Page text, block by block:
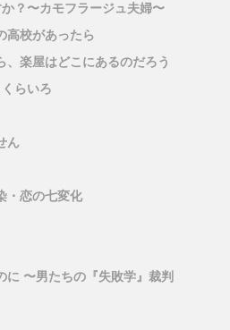
？〜カモフラージュ夫婦〜
高校があったら
、楽屋はどこにあるのだろう
らいろ
ん
・恋の七変化
に 〜男たちの『失敗学』裁判